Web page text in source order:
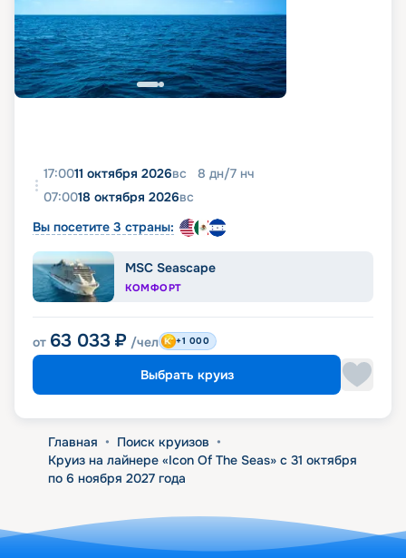
17:0011 октября 2026вс 8 дн/7 нч
07:0018 октября 2026вс
Вы посетите 3 страны:
MSC Seascape
КОМФОРТ
от 63 033 ₽ /чел +1 000
Выбрать круиз
Главная • Поиск круизов •
Круиз на лайнере «Icon Of The Seas» с 31 октября
по 6 ноября 2027 года